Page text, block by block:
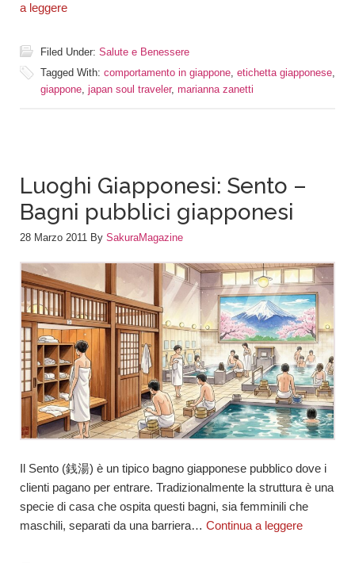
a leggere
Filed Under: Salute e Benessere
Tagged With: comportamento in giappone, etichetta giapponese,
giappone, japan soul traveler, marianna zanetti
Luoghi Giapponesi: Sento –
Bagni pubblici giapponesi
28 Marzo 2011 By SakuraMagazine
Il Sento (銭湯) è un tipico bagno giapponese pubblico dove i
clienti pagano per entrare. Tradizionalmente la struttura è una
specie di casa che ospita questi bagni, sia femminili che
maschili, separati da una barriera… Continua a leggere